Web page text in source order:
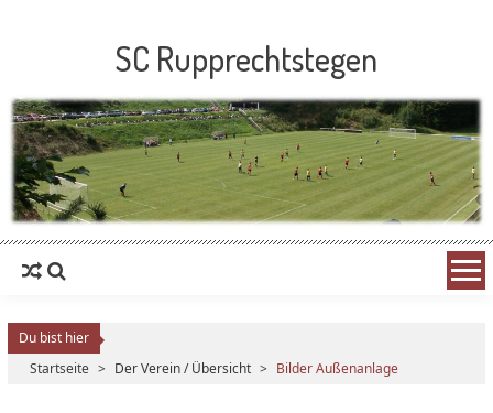
SC Rupprechtstegen
Du bist hier
Startseite > Der Verein / Übersicht > Bilder Außenanlage